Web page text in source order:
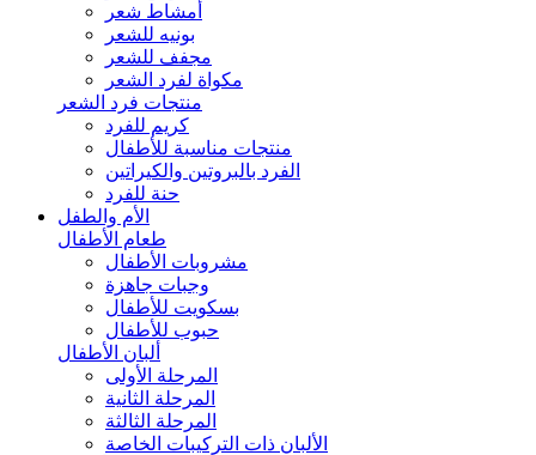
أمشاط شعر
بونيه للشعر
مجفف للشعر
مكواة لفرد الشعر
منتجات فرد الشعر
كريم للفرد
منتجات مناسبة للأطفال
الفرد بالبروتين والكيراتين
حنة للفرد
الأم والطفل
طعام الأطفال
مشروبات الأطفال
وجبات جاهزة
بسكويت للأطفال
حبوب للأطفال
ألبان الأطفال
المرحلة الأولى
المرحلة الثانية
المرحلة الثالثة
الألبان ذات التركيبات الخاصة